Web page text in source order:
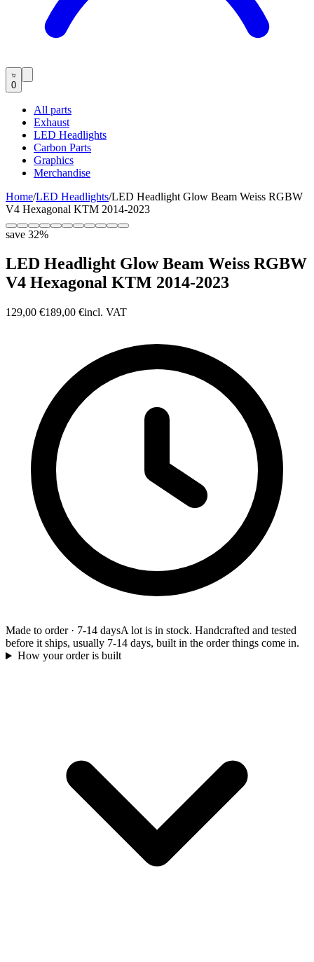
0
All parts
Exhaust
LED Headlights
Carbon Parts
Graphics
Merchandise
Home/LED Headlights/LED Headlight Glow Beam Weiss RGBW
V4 Hexagonal KTM 2014-2023
save 32%
LED Headlight Glow Beam Weiss RGBW
V4 Hexagonal KTM 2014-2023
129,00 €189,00 €incl. VAT
Made to order· 7-14 daysA lot is in stock. Handcrafted and tested
before it ships, usually 7-14 days, built in the order things come in.
How your order is built